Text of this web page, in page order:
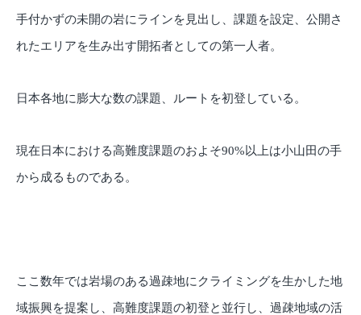
手付かずの未開の岩にラインを見出し、課題を設定、公開さ
れたエリアを生み出す開拓者としての第一人者。
日本各地に膨大な数の課題、ルートを初登している。
現在日本における高難度課題のおよそ90%以上は小山田の手
から成るものである。
ここ数年では岩場のある過疎地にクライミングを生かした地
域振興を提案し、高難度課題の初登と並行し、過疎地域の活